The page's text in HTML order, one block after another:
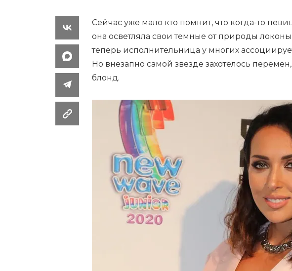
Сейчас уже мало кто помнит, что когда-то
она осветляла свои темные от природы
теперь исполнительница у многих
Но внезапно самой звезде захотелось
блонд.